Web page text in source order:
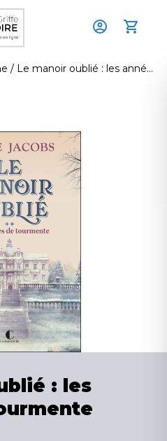
Le manoir oublié : les années de tourmente
: les